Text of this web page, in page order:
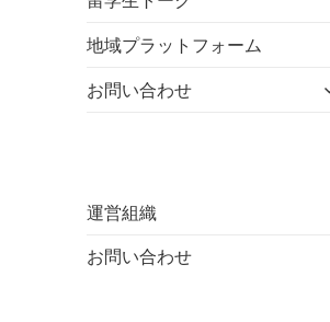
を
地域プラットフォーム
お問い合わせ
サ
運営組織
お問い合わせ